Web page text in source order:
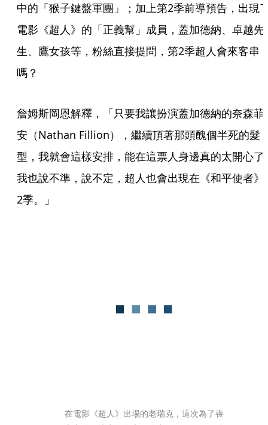
中的「猴子鍵盤軍團」；加上第2季前導預告，出現
電影《超人》的「正義幫」成員，蓋加德納、卓越先
生、鷹女孩等，粉絲直接提問，第2季超人會來客串
嗎？
詹姆斯岡恩解釋，「只要我讓扮演蓋加德納的奈森菲
安（Nathan Fillion），繼續頂著那頭醜個半死的髮
型，我就會這樣安排，能在這票人身邊真的太開心了
我也說不準，說不定，超人也會出現在《和平使者》
2季。」
在電影《超人》出場的老瑞克，這次為了喪